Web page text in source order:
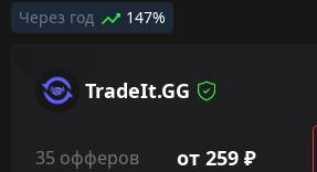
Через год 147%
TradeIt.GG
35 офферов от 259 ₽